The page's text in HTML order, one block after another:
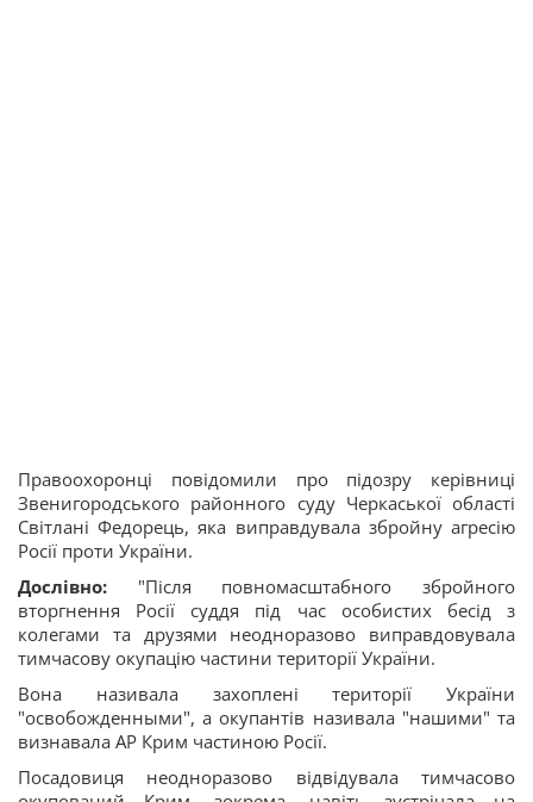
Правоохоронці повідомили про підозру керівниці
Звенигородського районного суду Черкаської області
Світлані Федорець, яка виправдувала збройну агресію
Росії проти України.
Дослівно: "Після повномасштабного збройного
вторгнення Росії суддя під час особистих бесід з
колегами та друзями неодноразово виправдовувала
тимчасову окупацію частини території України.
Вона називала захоплені території України
"освобожденными", а окупантів називала "нашими" та
визнавала АР Крим частиною Росії.
Посадовиця неодноразово відвідувала тимчасово